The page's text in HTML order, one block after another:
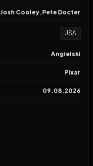
Josh Cooley, Pete Docter
USA
Angielski
Pixar
09.08.2026